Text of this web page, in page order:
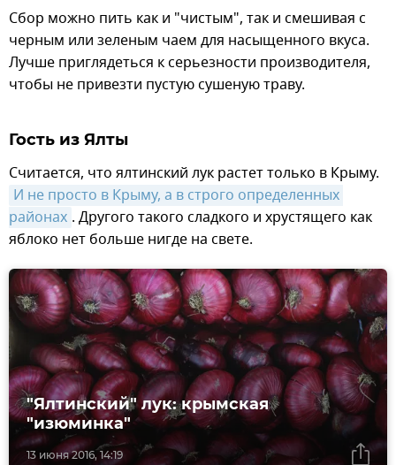
Сбор можно пить как и "чистым", так и смешивая с
черным или зеленым чаем для насыщенного вкуса.
Лучше приглядеться к серьезности производителя,
чтобы не привезти пустую сушеную траву.
Гость из Ялты
Считается, что ялтинский лук растет только в Крыму.
И не просто в Крыму, а в строго определенных
районах . Другого такого сладкого и хрустящего как
яблоко нет больше нигде на свете.
13 июня 2016, 14:19
"Ялтинский" лук: крымская
"изюминка"